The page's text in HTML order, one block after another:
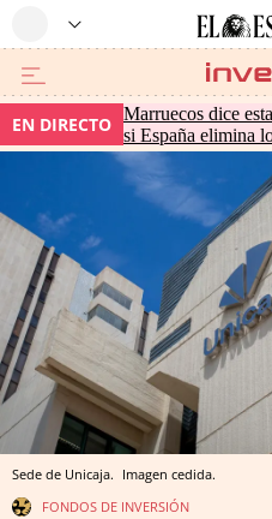
EN DIRECTO Marruecos dice
si España elimina
Sede de Unicaja. Imagen cedida.
FONDOS DE INVERSIÓN